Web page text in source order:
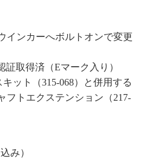
インカーへボルトオンで変更
証取得済（Eマーク入り）
ット（315-068）と併用する
フトエクステンション（217-
み）